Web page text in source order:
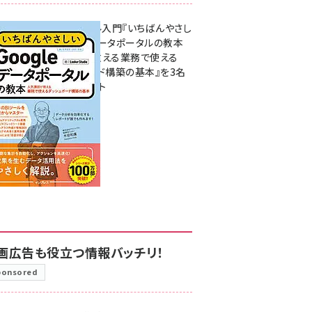
無料BIツール入門『いちばんやさし
いGoogleデータポータルの教本
人気講師が教える業務で使える
ダッシュボード構築の基本』を3名
様にプレゼント
7月31日 10:00
広告も役立つ情報バッチリ！